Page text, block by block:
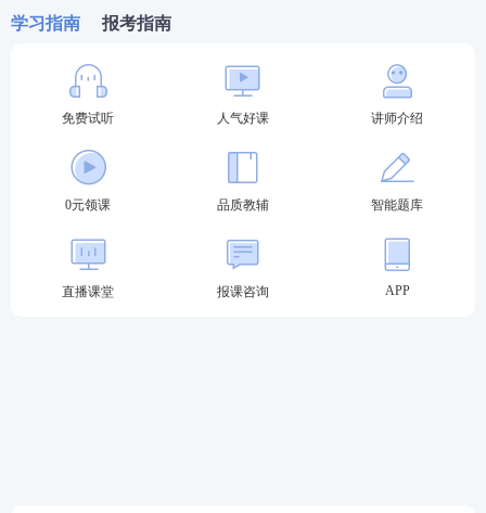
C.变更、解除、终结集体合同的程序
D.集体合同的期限和违背集体合同的责任
55、2月9日，在国务院联防联控机制新闻发布会上，
学习指南 报考指南
免费试听 人气好课 讲师介绍
0元领课 品质教辅 智能题库
直播课堂 报课咨询 APP